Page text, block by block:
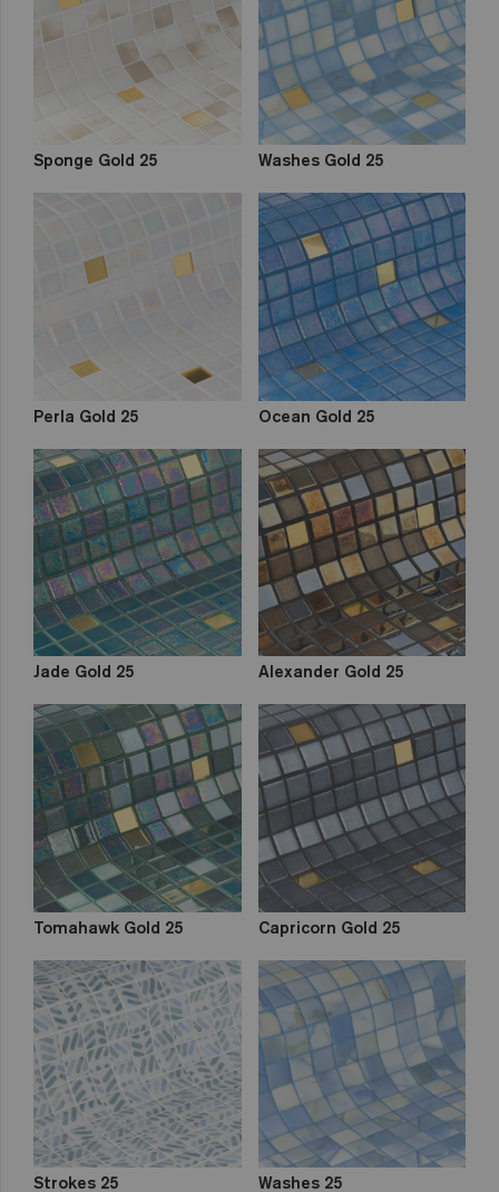
Sponge Gold 25 Washes Gold 25
Perla Gold 25 Ocean Gold 25
Jade Gold 25 Alexander Gold 25
Tomahawk Gold 25 Capricorn Gold 25
Strokes 25 Washes 25